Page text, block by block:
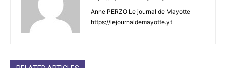
Anne PERZO Le journal de Mayotte
https://lejournaldemayotte.yt